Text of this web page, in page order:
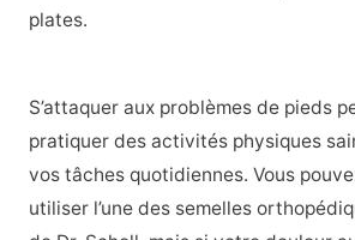
plates.
S’attaquer aux problèmes de pieds
pratiquer des activités physiques
vos tâches quotidiennes. Vous
utiliser l’une des semelles